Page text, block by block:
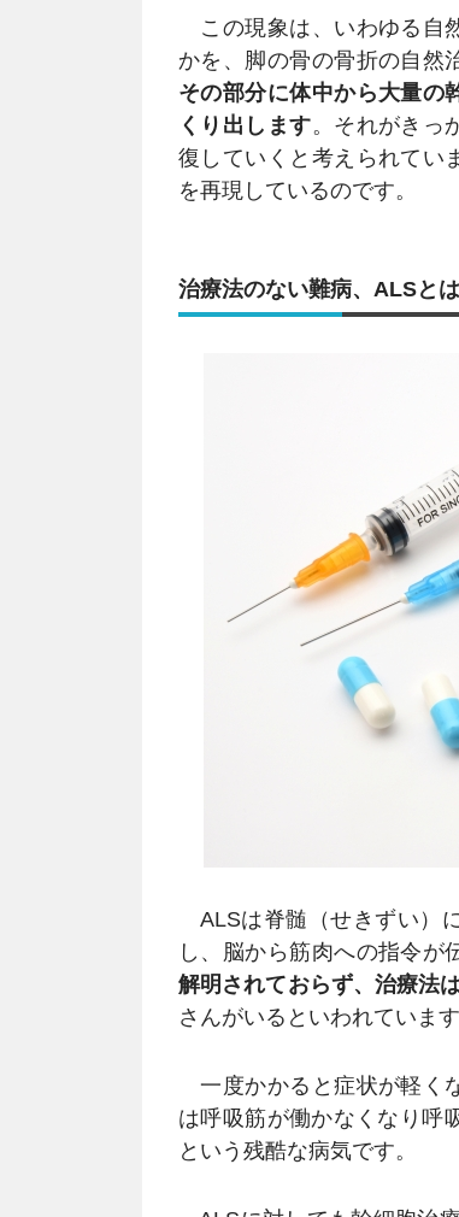
この現象は、いわゆる自
かを、脚の骨の骨折の自然
その部分に体中から大量の
くり出します。それがきっ
復していくと考えられてい
を再現しているのです。
治療法のない難病、ALSと
ALSは脊髄（せきずい）
し、脳から筋肉への指令が
解明されておらず、治療法
さんがいるといわれています
一度かかると症状が軽く
は呼吸筋が働かなくなり呼
という残酷な病気です。